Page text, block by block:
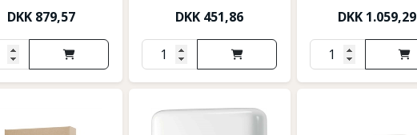
DKK 879,57 DKK 451,86 DKK 1.059,29